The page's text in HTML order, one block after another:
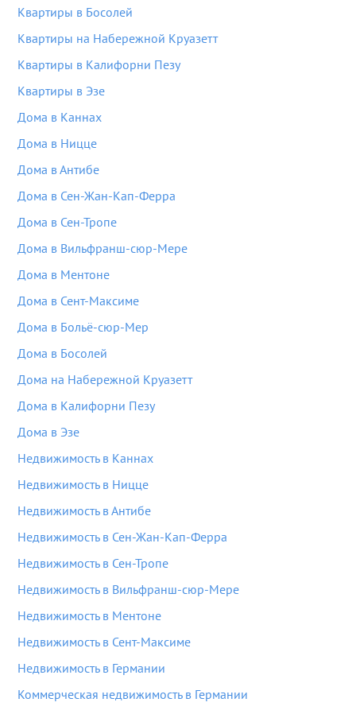
Квартиры в Босолей
Квартиры на Набережной Круазетт
Квартиры в Калифорни Пезу
Квартиры в Эзе
Дома в Каннах
Дома в Ницце
Дома в Антибе
Дома в Сен-Жан-Кап-Ферра
Дома в Сен-Тропе
Дома в Вильфранш-сюр-Мере
Дома в Ментоне
Дома в Сент-Максиме
Дома в Больё-сюр-Мер
Дома в Босолей
Дома на Набережной Круазетт
Дома в Калифорни Пезу
Дома в Эзе
Недвижимость в Каннах
Недвижимость в Ницце
Недвижимость в Антибе
Недвижимость в Сен-Жан-Кап-Ферра
Недвижимость в Сен-Тропе
Недвижимость в Вильфранш-сюр-Мере
Недвижимость в Ментоне
Недвижимость в Сент-Максиме
Недвижимость в Германии
Коммерческая недвижимость в Германии